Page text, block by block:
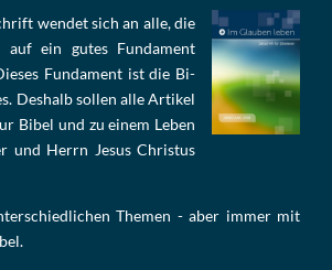
wen­det sich an alle, die
auf ein gu­tes Fun­da­ment
Fun­da­ment ist die Bi­
Des­halb sol­len al­le Ar­ti­kel
Bi­bel und zu ei­nem Le­ben
und Herrn Je­sus Chris­tus
Themen - aber immer mit